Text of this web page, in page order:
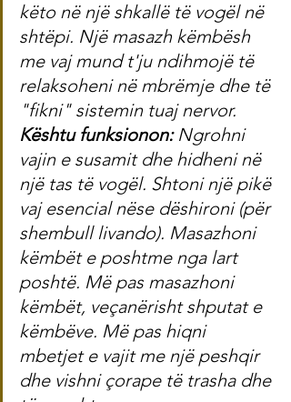
këto në një shkallë të vogël në
shtëpi. Një masazh këmbësh
me vaj mund t'ju ndihmojë të
relaksoheni në mbrëmje dhe të
"fikni" sistemin tuaj nervor.
Kështu funksionon: Ngrohni
vajin e susamit dhe hidheni në
një tas të vogël. Shtoni një pikë
vaj esencial nëse dëshironi (për
shembull livando). Masazhoni
këmbët e poshtme nga lart
poshtë. Më pas masazhoni
këmbët, veçanërisht shputat e
këmbëve. Më pas hiqni
mbetjet e vajit me një peshqir
dhe vishni çorape të trasha dhe